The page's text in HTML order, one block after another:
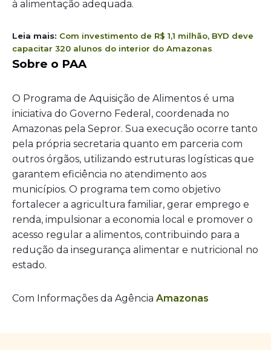
à alimentação adequada.
Leia mais: Com investimento de R$ 1,1 milhão, BYD deve
capacitar 320 alunos do interior do Amazonas
Sobre o PAA
O Programa de Aquisição de Alimentos é uma
iniciativa do Governo Federal, coordenada no
Amazonas pela Sepror. Sua execução ocorre tanto
pela própria secretaria quanto em parceria com
outros órgãos, utilizando estruturas logísticas que
garantem eficiência no atendimento aos
municípios. O programa tem como objetivo
fortalecer a agricultura familiar, gerar emprego e
renda, impulsionar a economia local e promover o
acesso regular a alimentos, contribuindo para a
redução da insegurança alimentar e nutricional no
estado.
Com Informações da Agência Amazonas